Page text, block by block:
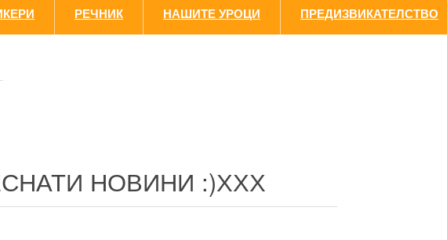
РЕЧНИК НАШИТЕ УРОЦИ ПРЕДИЗВИКАТЕЛСТВО
НОВИНИ :)ХХХ